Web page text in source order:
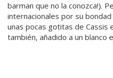
barman que no la conozca!).
internacionales por su
unas pocas gotitas de Cassis
también, añadido a un blanco